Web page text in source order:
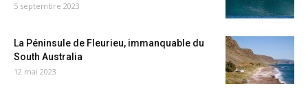
5 septembre 2023
La Péninsule de Fleurieu, immanquable du
South Australia
12 mai 2023